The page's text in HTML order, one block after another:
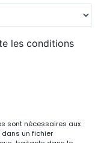
les conditions
sont nécessaires aux
un fichier